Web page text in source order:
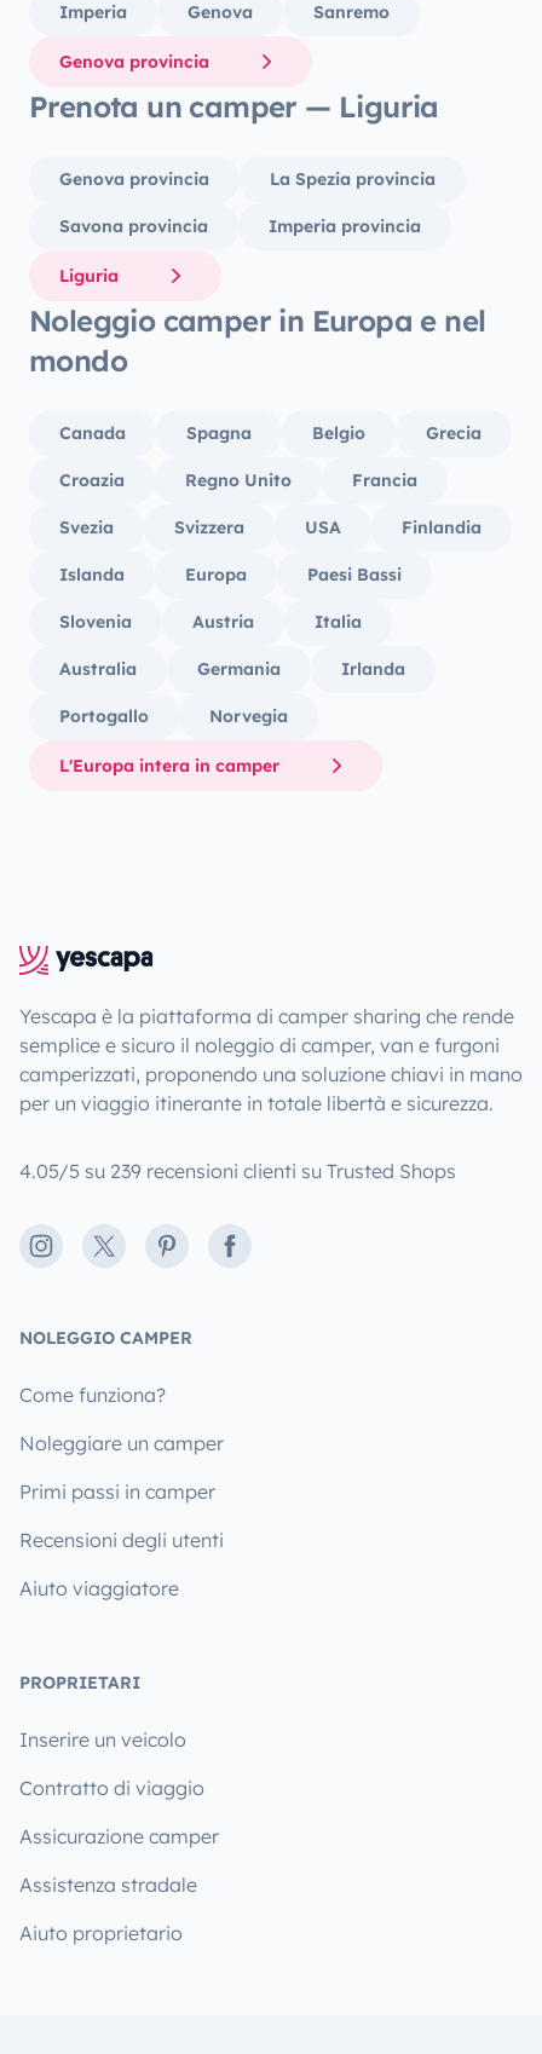
Imperia Genova Sanremo
Genova provincia
Prenota un camper — Liguria
Genova provincia La Spezia provincia
Savona provincia Imperia provincia
Liguria
Noleggio camper in Europa e nel
mondo
Canada Spagna Belgio Grecia
Croazia Regno Unito Francia
Svezia Svizzera USA Finlandia
Islanda Europa Paesi Bassi
Slovenia Austria Italia
Australia Germania Irlanda
Portogallo Norvegia
L'Europa intera in camper
Yescapa è la piattaforma di camper sharing che rende
semplice e sicuro il noleggio di camper, van e furgoni
camperizzati, proponendo una soluzione chiavi in mano
per un viaggio itinerante in totale libertà e sicurezza.
4.05/5 su 239 recensioni clienti su Trusted Shops
Instagram
X PinterestFacebook
NOLEGGIO CAMPER
Come funziona?
Noleggiare un camper
Primi passi in camper
Recensioni degli utenti
Aiuto viaggiatore
PROPRIETARI
Inserire un veicolo
Contratto di viaggio
Assicurazione camper
Assistenza stradale
Aiuto proprietario